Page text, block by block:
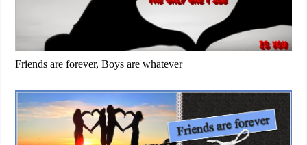
Friends are forever, Boys are whatever